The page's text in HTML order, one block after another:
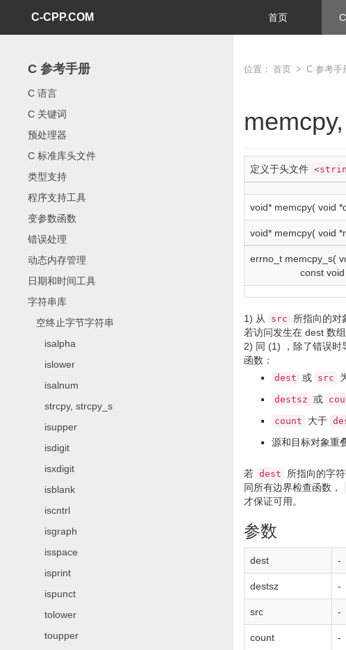
C-CPP.COM 首页
C 参考手册
C 语言
C 关键词
预处理器
C 标准库头文件
类型支持
程序支持工具
变参数函数
错误处理
动态内存管理
日期和时间工具
字符串库
空终止字节字符串
isalpha
islower
isalnum
strcpy, strcpy_s
isupper
isdigit
isxdigit
isblank
iscntrl
isgraph
isspace
isprint
ispunct
tolower
toupper
位置： 首页 > C 参考手
定义于头文件
void* memcpy( void *
void* memcpy( void *
errno_t memcpy_s(
const void
1) 从 src 所指向的对
若访问发生在 dest 数
2) 同 (1) ，除了错误时
函数：
dest 或 src
destsz 或
count 大于
源和目标对象重
若 dest 所指向的字
同所有边界检查函数，
才保证可用。
参数
dest -
destsz -
src -
count -